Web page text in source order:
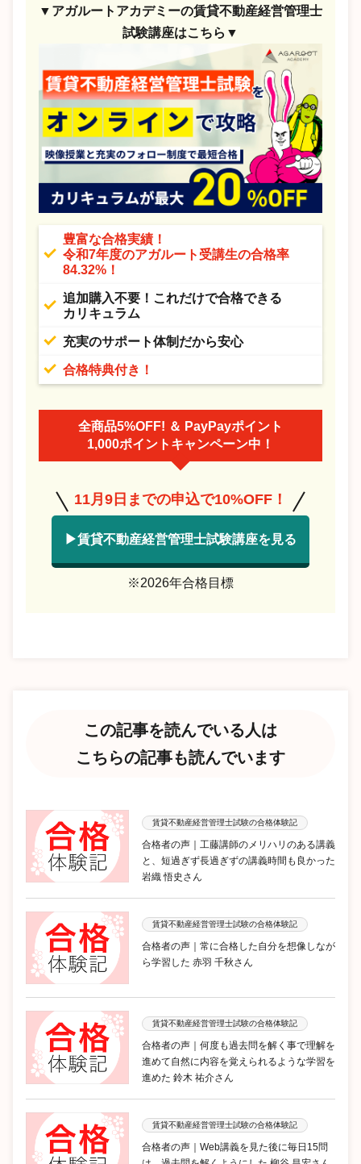
▼アガルートアカデミーの賃貸不動産経営管理士
試験講座はこちら▼
豊富な合格実績！
令和7年度のアガルート受講生の合格率
84.32%！
追加購入不要！これだけで合格できる
カリキュラム
充実のサポート体制だから安心
合格特典付き！
全商品5%OFF! ＆ PayPayポイント
1,000ポイントキャンペーン中！
11月9日までの申込で10%OFF！
▶賃貸不動産経営管理士試験講座を見る
※2026年合格目標
この記事を読んでいる人は
こちらの記事も読んでいます
賃貸不動産経営管理士試験の合格体験記
合格者の声｜工藤講師のメリハリのある講義
と、短過ぎず長過ぎずの講義時間も良かった
岩織 悟史さん
賃貸不動産経営管理士試験の合格体験記
合格者の声｜常に合格した自分を想像しなが
ら学習した 赤羽 千秋さん
賃貸不動産経営管理士試験の合格体験記
合格者の声｜何度も過去問を解く事で理解を
進めて自然に内容を覚えられるような学習を
進めた 鈴木 祐介さん
賃貸不動産経営管理士試験の合格体験記
合格者の声｜Web講義を見た後に毎日15問